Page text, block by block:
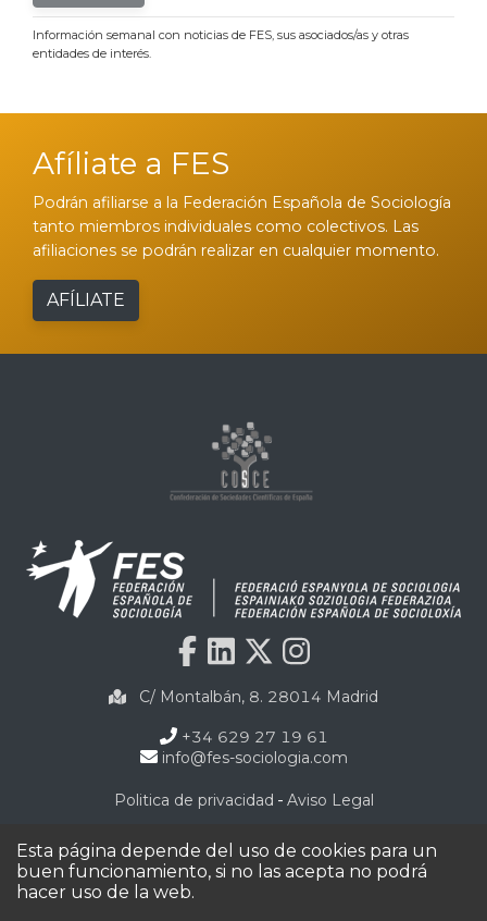
Información semanal con noticias de FES, sus asociados/as y otras
entidades de interés.
Afíliate a FES
Podrán afiliarse a la Federación Española de Sociología
tanto miembros individuales como colectivos. Las
afiliaciones se podrán realizar en cualquier momento.
AFÍLIATE
C/ Montalbán, 8. 28014 Madrid
+34 629 27 19 61
info@fes-sociologia.com
Politica de privacidad - Aviso Legal
©2020 Todos los derechos reservados por FES.
Esta página depende del uso de cookies para un
buen funcionamiento, si no las acepta no podrá
hacer uso de la web.